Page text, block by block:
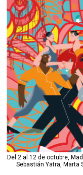
Del 2 al 12 de octubre,
Sebastián Yatra, Marta